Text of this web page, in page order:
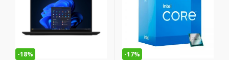
-18% -17%